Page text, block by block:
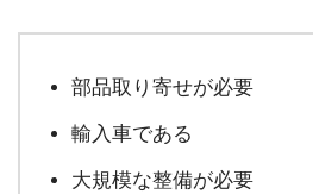
部品取り寄せが必要
輸入車である
大規模な整備が必要